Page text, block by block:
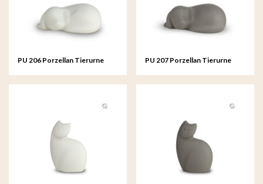
PU 206 Porzellan Tierurne PU 207 Porzellan Tierurne